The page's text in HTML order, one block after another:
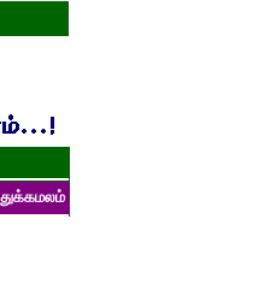
தமிழ் மின்னிதழின்